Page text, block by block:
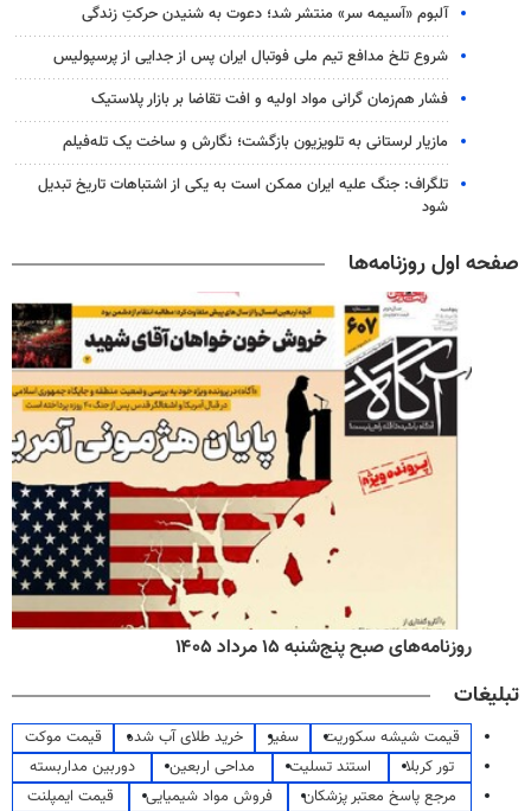
آلبوم «آسیمه سر» منتشر شد؛ دعوت به شنیدن حرکتِ زندگی
شروع تلخ مدافع تیم ملی فوتبال ایران پس از جدایی از پرسپولیس
فشار هم‌زمان گرانی مواد اولیه و افت تقاضا بر بازار پلاستیک
مازیار لرستانی به تلویزیون بازگشت؛ نگارش و ساخت یک تله‌فیلم
تلگراف: جنگ علیه ایران ممکن است به یکی از اشتباهات تاریخ تبدیل
شود
صفحه اول روزنامه‌ها
روزنامه‌های صبح پنج‌شنبه ۱۵ مرداد ۱۴۰۵
تبلیغات
قیمت شیشه سکوریت سفیر خرید طلای آب شده
قیمت موکت
تور کربلا
استند تسلیت مداحی اربعین
دوربین مداربسته
مرجع پاسخ معتبر پزشکان
فروش مواد شیمیایی
قیمت ایمپلنت